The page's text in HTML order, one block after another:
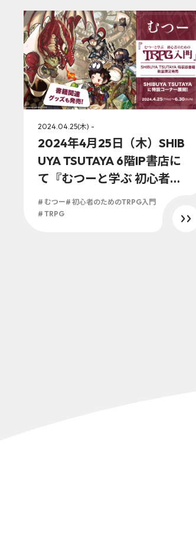
2024.04.25(木) -
2024年4月25日（木）SHIB
UYA TSUTAYA 6階IP書店に
て『むつーと学ぶ 初心者の
ためのTRPG入門』発売を
記念した特設コーナーを展
# むつー# 初心者のためのTRPG入門
# TRPG